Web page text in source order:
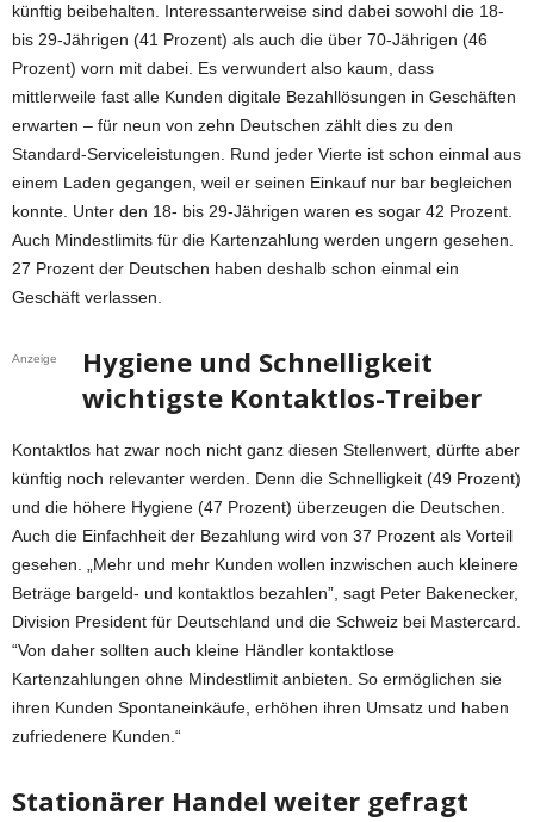
künftig beibehalten. Interessanterweise sind dabei sowohl die 18-
bis 29-Jährigen (41 Prozent) als auch die über 70-Jährigen (46
Prozent) vorn mit dabei. Es verwundert also kaum, dass
mittlerweile fast alle Kunden digitale Bezahllösungen in Geschäften
erwarten – für neun von zehn Deutschen zählt dies zu den
Standard-Serviceleistungen. Rund jeder Vierte ist schon einmal aus
einem Laden gegangen, weil er seinen Einkauf nur bar begleichen
konnte. Unter den 18- bis 29-Jährigen waren es sogar 42 Prozent.
Auch Mindestlimits für die Kartenzahlung werden ungern gesehen.
27 Prozent der Deutschen haben deshalb schon einmal ein
Geschäft verlassen.
Anzeige
Hygiene und Schnelligkeit
wichtigste Kontaktlos-Treiber
Kontaktlos hat zwar noch nicht ganz diesen Stellenwert, dürfte aber
künftig noch relevanter werden. Denn die Schnelligkeit (49 Prozent)
und die höhere Hygiene (47 Prozent) überzeugen die Deutschen.
Auch die Einfachheit der Bezahlung wird von 37 Prozent als Vorteil
gesehen. „Mehr und mehr Kunden wollen inzwischen auch kleinere
Beträge bargeld- und kontaktlos bezahlen”, sagt Peter Bakenecker,
Division President für Deutschland und die Schweiz bei Mastercard.
“Von daher sollten auch kleine Händler kontaktlose
Kartenzahlungen ohne Mindestlimit anbieten. So ermöglichen sie
ihren Kunden Spontaneinkäufe, erhöhen ihren Umsatz und haben
zufriedenere Kunden.“
Stationärer Handel weiter gefragt